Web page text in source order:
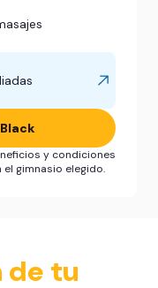
y condiciones
gimnasio elegido.
de tu